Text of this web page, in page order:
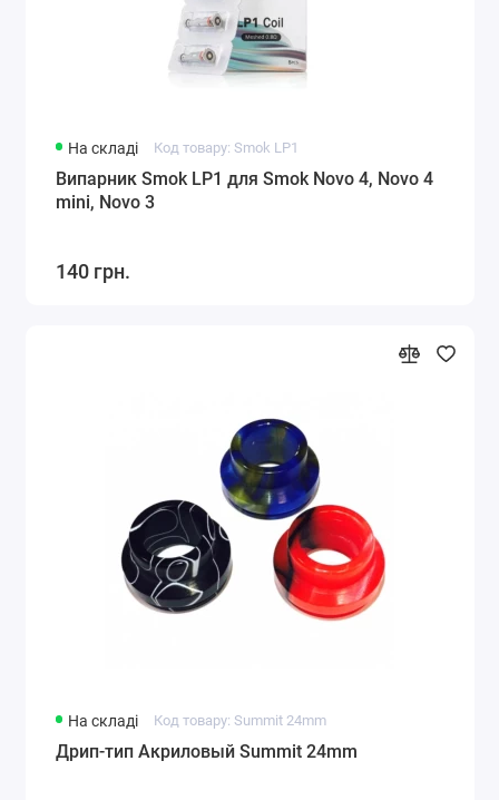
На складі Код товару: Smok LP1
Випарник Smok LP1 для Smok Novo 4, Novo 4
mini, Novo 3
140 грн.
На складі Код товару: Summit 24mm
Дрип-тип Акриловый Summit 24mm